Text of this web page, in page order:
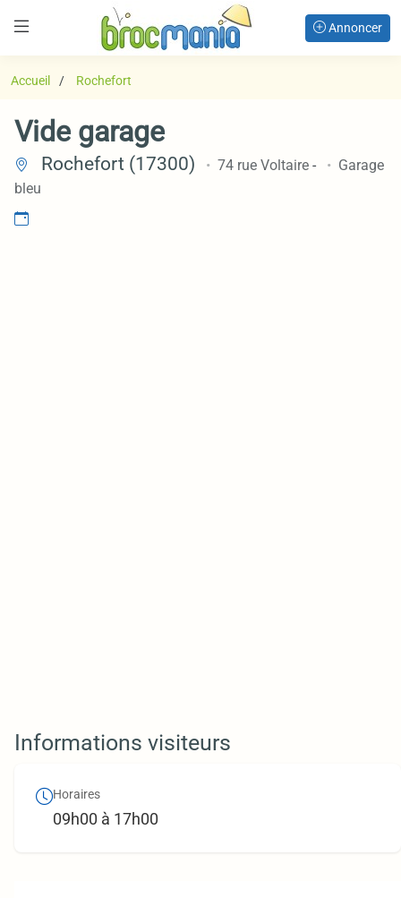
Annoncer
Accueil Rochefort
Vide garage
Rochefort (17300) 74 rue Voltaire -
Garage
bleu
Informations visiteurs
Horaires
09h00 à 17h00